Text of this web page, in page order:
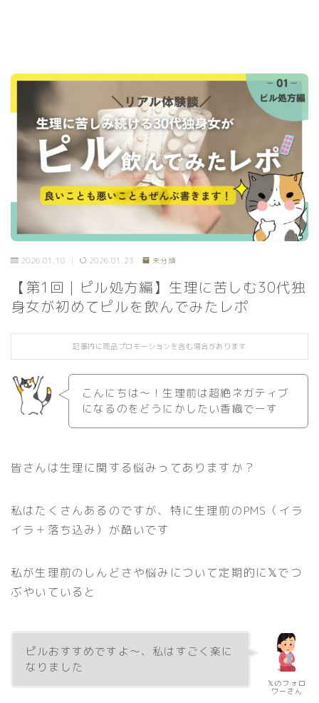
2026.01.18 2026.01.23 未分類
【第1回｜ピル処方編】生理に苦しむ30代独
身女が初めてピルを飲んでみたレポ
記事内に商品プロモーションを含む場合があります
こんにちは〜！生理前は超絶ネガティブ
になるのをどうにかしたい香織でーす
皆さんは生理に関する悩みってありますか？
私はたくさんあるのですが、特に生理前のPMS（イラ
イラ＋落ち込み）が酷いです
私が生理前のしんどさや悩みについて定期的に𝕏でつ
ぶやいていると
𝕏のフォロ
ワーさん
ピルおすすめですよ〜、私はすごく楽に
なりました